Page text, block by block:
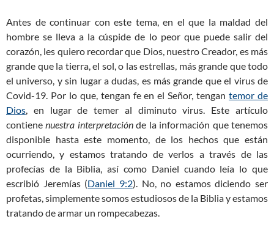
Antes de continuar con este tema, en el que la maldad del
hombre se lleva a la cúspide de lo peor que puede salir del
corazón, les quiero recordar que Dios, nuestro Creador, es más
grande que la tierra, el sol, o las estrellas, más grande que todo
el universo, y sin lugar a dudas, es más grande que el virus de
Covid-19. Por lo que, tengan fe en el Señor, tengantemor de
Dios, en lugar de temer al diminuto virus. Este artículo
contienenuestra interpretaciónde la información que tenemos
disponible hasta este momento, de los hechos que están
ocurriendo, y estamos tratando de verlos a través de las
profecías de la Biblia, así como Daniel cuando leía lo que
escribió Jeremías (Daniel 9:2). No, no estamos diciendo ser
profetas, simplemente somos estudiosos de la Biblia y estamos
tratando de armar un rompecabezas.